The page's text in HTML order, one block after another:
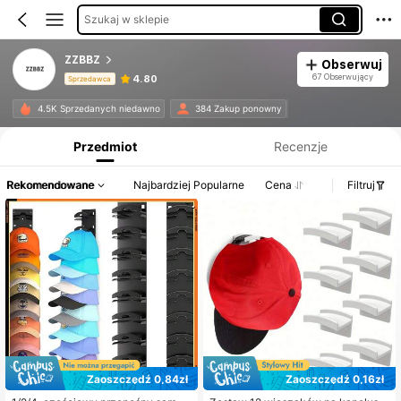
Szukaj w sklepie
ZZBBZ
Sprzedawca 4.80
Obserwuj
67 Obserwujący
4.5K Sprzedanych niedawno 384 Zakup ponowny
Przedmiot Recenzje
Rekomendowane Najbardziej Popularne Cena Filtruj
Zaoszczędź 0,84zł
Zaoszczędź 0,16zł